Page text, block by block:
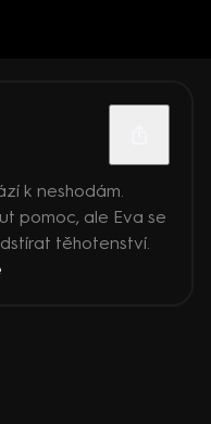
k neshodám.
pomoc, ale Eva se
těhotenství.